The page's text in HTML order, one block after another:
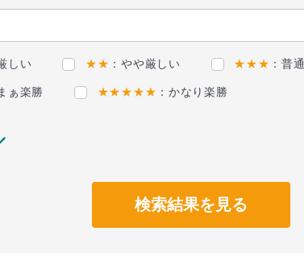
しい ★★ ：やや厳しい ★★★ ：普通
ぁ楽勝 ★★★★★ ：かなり楽勝
検索結果を見る